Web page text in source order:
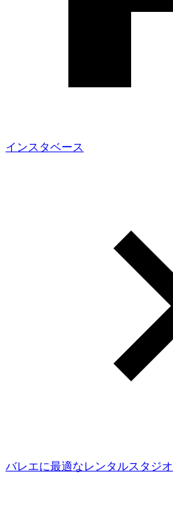
インスタベース
バレエに最適なレンタルスタジオ